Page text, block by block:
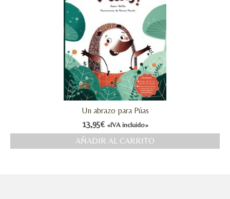
Un abrazo para Púas
13,95€ «IVA incluido»
AÑADIR AL CARRITO